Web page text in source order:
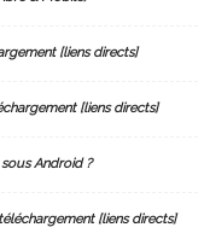
[liens directs]
[liens directs]
Android ?
[liens directs]